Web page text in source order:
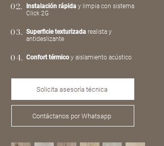
02. Instalación rápida y limpia con sistema
Click 2G
03. Superficie texturizada realista y
antideslizante
04. Confort térmico y aislamiento acústico
Solicita asesoría técnica
Contáctanos por Whatsapp